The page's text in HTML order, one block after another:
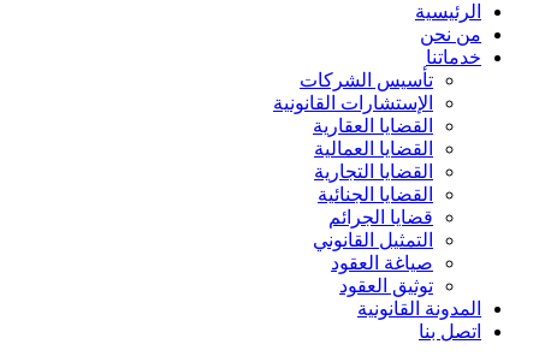
الرئيسية
من نحن
خدماتنا
تأسيس الشركات
الإستشارات القانونية
القضايا العقارية
القضايا العمالية
القضايا التجارية
القضايا الجنائية
قضايا الجرائم
التمثيل القانوني
صياغة العقود
توثيق العقود
المدونة القانونية
اتصل بنا